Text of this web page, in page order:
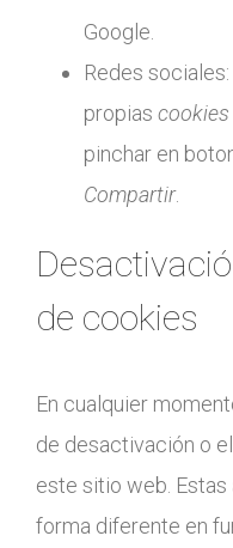
Google.
Redes
propias cookies
pinchar en
Compartir.
de cookies
En cualquier
de desactivación o
este sitio web.
forma diferente en